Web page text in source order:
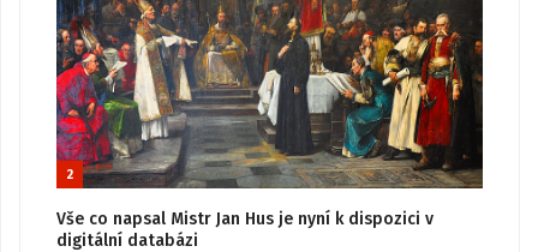
2
Vše co napsal Mistr Jan Hus je nyní k dispozici v
digitální databázi